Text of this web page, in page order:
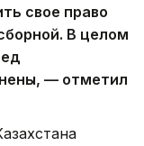
свое право
В целом
— отметил